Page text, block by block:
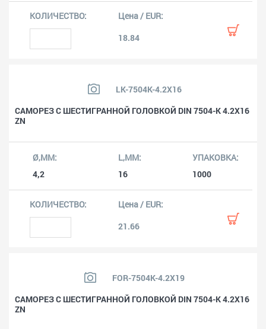
18.84
LK-7504K-4.2X16
САМОРЕЗ С ШЕСТИГРАННОЙ ГОЛОВКОЙ DIN 7504-K 4.2X16
ZN
4,2 16 1000
21.66
FOR-7504K-4.2X19
САМОРЕЗ С ШЕСТИГРАННОЙ ГОЛОВКОЙ DIN 7504-K 4.2X16
ZN